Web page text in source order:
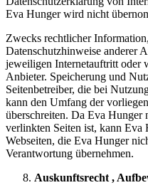
Eva Hunger wird nicht
Zwecks rechtlicher
Datenschutzhinweise anderer
jeweiligen Internetauftritt oder
Anbieter. Speicherung und
Seitenbetreiber, die bei
kann den Umfang der
überschreiten. Da Eva Hunger
verlinkten Seiten ist, kann Eva
Webseiten, die Eva Hunger
Verantwortung übernehmen.
Auskunftsrecht ,